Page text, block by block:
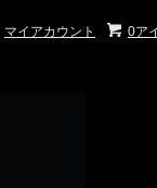
0ア
マイアカウント